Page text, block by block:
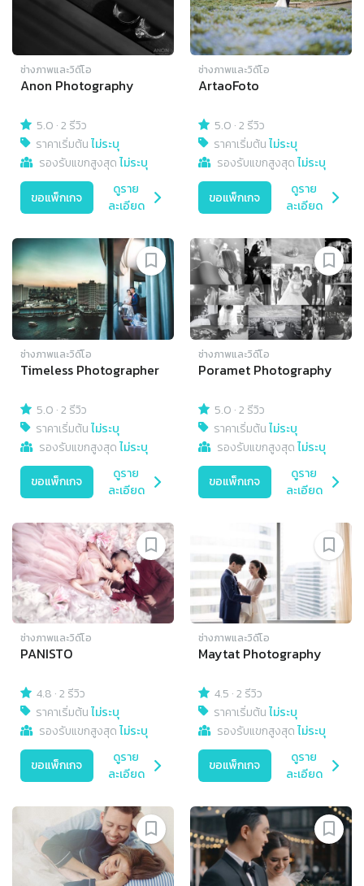
ช่างภาพและวิดีโอ
Anon Photography
5.0 ·2 รีวิว
ราคาเริ่มต้นไม่ระบุ
รองรับแขกสูงสุดไม่ระบุ
ขอแพ็กเกจ
ดูราย
ละเอียด
ช่างภาพและวิดีโอ
ArtaoFoto
5.0 ·2 รีวิว
ราคาเริ่มต้นไม่ระบุ
รองรับแขกสูงสุดไม่ระบุ
ขอแพ็กเกจ
ดูราย
ละเอียด
ช่างภาพและวิดีโอ
Timeless Photographer
5.0 ·2 รีวิว
ราคาเริ่มต้นไม่ระบุ
รองรับแขกสูงสุดไม่ระบุ
ขอแพ็กเกจ
ดูราย
ละเอียด
ช่างภาพและวิดีโอ
Poramet Photography
5.0 ·2 รีวิว
ราคาเริ่มต้นไม่ระบุ
รองรับแขกสูงสุดไม่ระบุ
ขอแพ็กเกจ
ดูราย
ละเอียด
ช่างภาพและวิดีโอ
PANISTO
4.8 ·2 รีวิว
ราคาเริ่มต้นไม่ระบุ
รองรับแขกสูงสุดไม่ระบุ
ขอแพ็กเกจ
ดูราย
ละเอียด
ช่างภาพและวิดีโอ
Maytat Photography
4.5 ·2 รีวิว
ราคาเริ่มต้นไม่ระบุ
รองรับแขกสูงสุดไม่ระบุ
ขอแพ็กเกจ
ดูราย
ละเอียด